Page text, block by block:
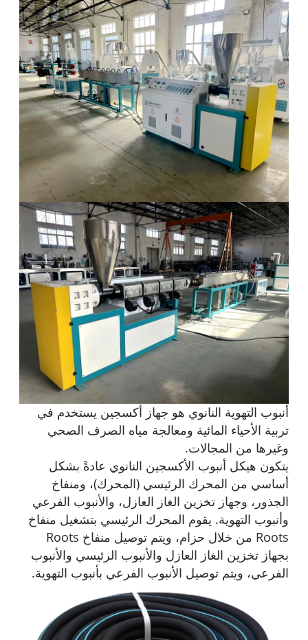
أنبوب التهوية النانوي هو جهاز أكسجين يستخدم في
تربية الأحياء المائية ومعالجة مياه الصرف الصحي
وغيرها من المجالات.
يتكون هيكل أنبوب الأكسجين النانوي عادةً بشكل
أساسي من المحرك الرئيسي (المحرك)، ومنفاخ
الجذور، وجهاز تخزين الغاز العازل، والأنبوب الفرعي
وأنبوب التهوية. يقوم المحرك الرئيسي بتشغيل منفاخ
Roots من خلال حزام، ويتم توصيل منفاخ Roots
بجهاز تخزين الغاز العازل والأنبوب الرئيسي والأنبوب
الفرعي، ويتم توصيل الأنبوب الفرعي بأنبوب التهوية.